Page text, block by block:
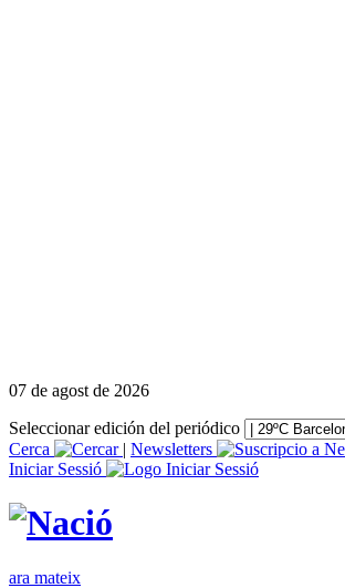
07 de agost de 2026
Seleccionar edición del periódico
Cerca
| Newsletters
Iniciar Sessió
ara mateix